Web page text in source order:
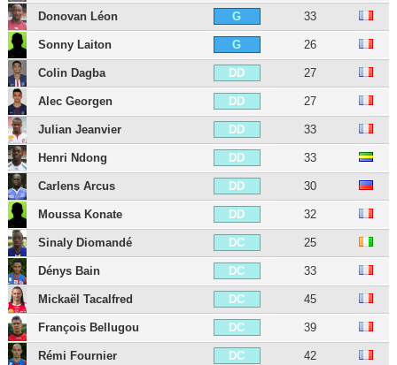
Donovan Léon G 33
Sonny Laiton G 26
Colin Dagba DD 27
Alec Georgen DD 27
Julian Jeanvier DD 33
Henri Ndong DD 33
Carlens Arcus DD 30
Moussa Konate DD 32
Sinaly Diomandé DC 25
Dénys Bain DC 33
Mickaël Tacalfred DC 45
François Bellugou DC 39
Rémi Fournier DC 42